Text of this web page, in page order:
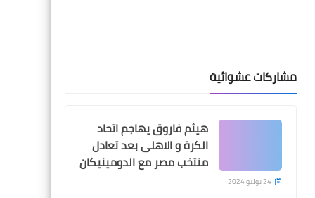
مشاركات عشوائية
هيثم فاروق يهاجم اتحاد
الكرة و الاهلى بعد تعادل
منتخب مصر مع الدومينيكان
24 يوليو 2024
رسميا .. اعلان قائمة المنتخب
الاوليمبى لاولمبياد باريس
Egypt